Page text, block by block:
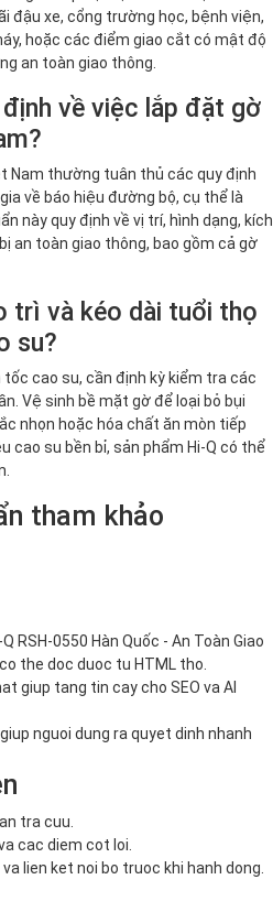
đậu xe, cổng trường học, bệnh viện,
hoặc các điểm giao cắt có mật độ
an toàn giao thông.
về việc lắp đặt gờ
Nam thường tuân thủ các quy định
về báo hiệu đường bộ, cụ thể là
này quy định về vị trí, hình dạng, kích
an toàn giao thông, bao gồm cả gờ
trì và kéo dài tuổi thọ
su?
cao su, cần định kỳ kiểm tra các
Vệ sinh bề mặt gờ để loại bỏ bụi
nhọn hoặc hóa chất ăn mòn tiếp
cao su bền bỉ, sản phẩm Hi-Q có thể
tham khảo
RSH-0550 Hàn Quốc - An Toàn Giao
the doc duoc tu HTML tho.
giup tang tin cay cho SEO va AI
nguoi dung ra quyet dinh nhanh
tra cuu.
cac diem cot loi.
lien ket noi bo truoc khi hanh dong.